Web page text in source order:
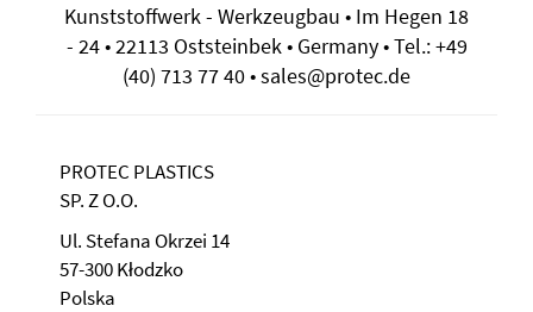
Kunststoffwerk - Werkzeugbau • Im Hegen 18
- 24 • 22113 Oststeinbek • Germany • Tel.: +49
(40) 713 77 40 • sales@protec.de
PROTEC PLASTICS
SP. Z O.O.
Ul. Stefana Okrzei 14
57-300 Kłodzko
Polska